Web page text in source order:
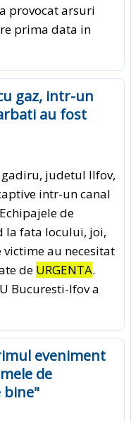
provocat arsuri
prima data in
gaz, intr-un
au fost
judetul Ilfov,
intr-un canal
de
la fata locului, joi,
au necesitat
de URGENTA.
Bucuresti-lfov a
eveniment
de
bine"